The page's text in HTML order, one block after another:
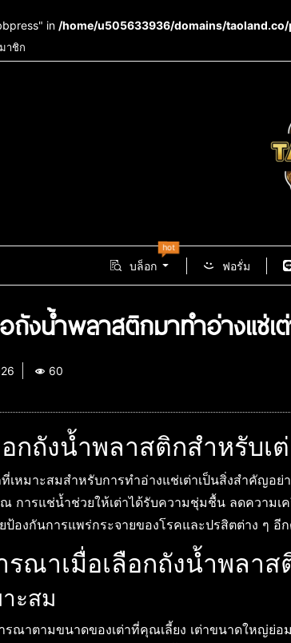
in /home/u505633936/domains/
าชิก
บล็อก
hot
ฟอรั่ม
new
ถังน้ำพลาสติกมาทำอ่างแช่เ
60
กถังน้ำพลาสติกสำหรับเ
เหมาะสมสำหรับการทำอ่างแช่เต่าเป็นสิ่งสำคัญอ
การแช่น้ำช่วยให้เต่าได้รับความชุ่มชื้น ลดความเค
ป้องกันการแพร่กระจายของโรคและปรสิตต่าง ๆ อี
รณาเมื่อเลือกถังน้ำพลาส
ะสม
รณาตามขนาดของเต่าที่คุณเลี้ยง เต่าขนาดใหญ่ย่